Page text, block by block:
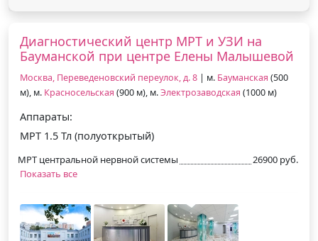
Диагностический центр МРТ и УЗИ на
Бауманской при центре Елены Малышевой
Москва, Переведеновский переулок, д. 8 | м. Бауманская (500
м), м. Красносельская (900 м), м.Электрозаводская (1000 м)
Аппараты:
МРТ 1.5 Тл (полуоткрытый)
МРТ центральной нервной системы
26900 руб.
Показать все